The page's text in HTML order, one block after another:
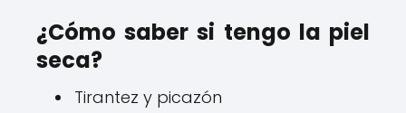
¿Cómo saber si tengo la piel
seca?
Tirantez y picazón